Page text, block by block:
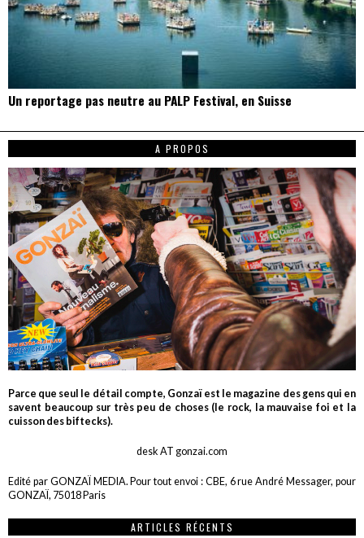
Un reportage pas neutre au PALP Festival, en Suisse
A PROPOS
Parce que seul le détail compte, Gonzaï est le magazine des gens qui en
savent beaucoup sur très peu de choses (le rock, la mauvaise foi et la
cuisson des biftecks).
desk AT gonzai.com
Edité par GONZAÏ MEDIA. Pour tout envoi : CBE, 6 rue André Messager, pour
GONZAÏ, 75018 Paris
ARTICLES RÉCENTS